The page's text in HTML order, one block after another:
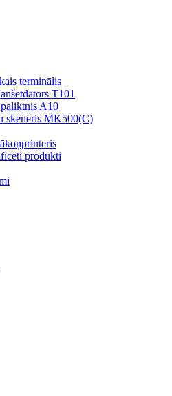
terminālis
T101
A10
skeneris MK500(C)
produkti